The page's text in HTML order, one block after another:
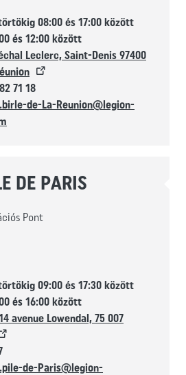
08:00 és 17:00 között
és 12:00 között
Leclerc, Saint-Denis 97400
71 18
de-La-Reunion@legion-
DE PARIS
Pont
09:00 és 17:30 között
és 16:00 között
avenue Lowendal, 75 007
de-Paris@legion-